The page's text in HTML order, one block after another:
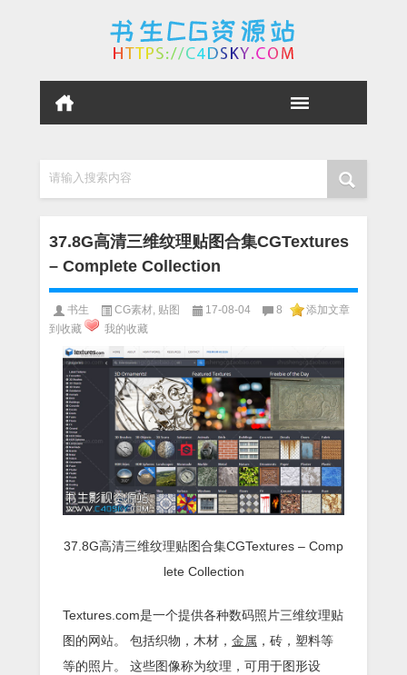
请输入搜索内容
37.8G高清三维纹理贴图合集CGTextures
– Complete Collection
书生 CG素材 贴图 17-08-04 8
添加文章
到收藏
我的收藏
37.8G高清三维纹理贴图合集CGTextures – Comp
lete Collection
Textures.com是一个提供各种数码照片三维纹理贴
图的网站。 包括织物，木材， 金属 ，砖，塑料等
等的照片。 这些图像称为纹理，可用于图形设